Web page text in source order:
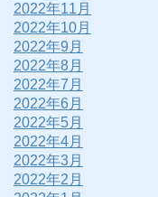
2022年11月
2022年10月
2022年9月
2022年8月
2022年7月
2022年6月
2022年5月
2022年4月
2022年3月
2022年2月